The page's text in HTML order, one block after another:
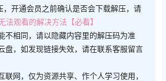
，开通会员之前确认是否会下载解压，请
法观看的解决方法【必看】
不相同，请以隐藏内容里的解压码为准
盘，如发现链接失效，请在联系客服留言
网，仅为资源共享、作个人学习使用，